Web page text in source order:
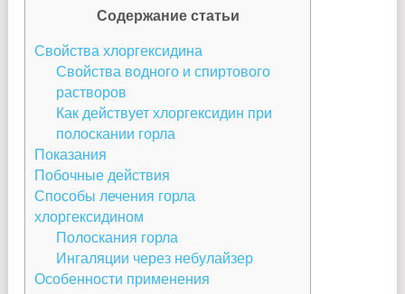
Содержание статьи
Свойства хлоргексидина
Свойства водного и спиртового
растворов
Как действует хлоргексидин при
полоскании горла
Показания
Побочные действия
Способы лечения горла
хлоргексидином
Полоскания горла
Ингаляции через небулайзер
Особенности применения